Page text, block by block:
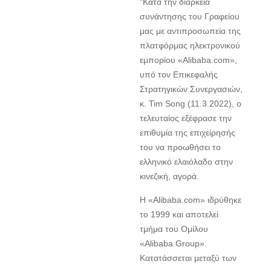
"Κατά την διάρκεια
συνάντησης του Γραφείου
μας με αντιπροσωπεία της
πλατφόρμας ηλεκτρονικού
εμπορίου «Alibaba.com»,
υπό τον Επικεφαλής
Στρατηγικών Συνεργασιών,
κ. Tim Song (11.3.2022), ο
τελευταίoς εξέφρασε την
επιθυμία της επιχείρησής
του να προωθήσει το
ελληνικό ελαιόλαδο στην
κινεζική, αγορά.
Η «Alibaba.com» ιδρύθηκε
το 1999 και αποτελεί
τμήμα του Ομίλου
«Alibaba Group».
Κατατάσσεται μεταξύ των